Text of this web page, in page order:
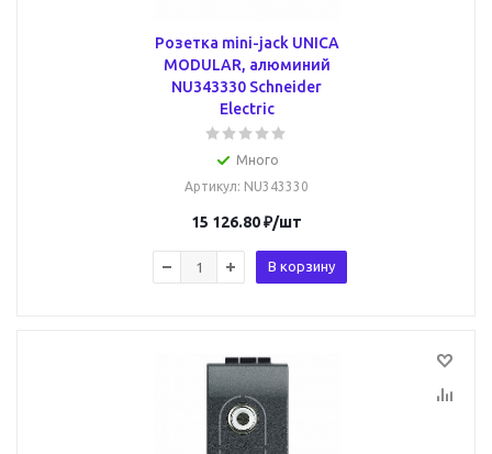
Розетка mini-jack UNICA
MODULAR, алюминий
NU343330 Schneider
Electric
Много
Артикул: NU343330
15 126.80₽/шт
В корзину